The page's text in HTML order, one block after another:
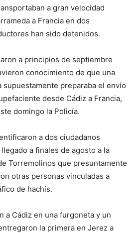
a gran velocidad
a Francia en dos
han sido detenidos.
a principios de septiembre
conocimiento de que una
supuestamente preparaba el envío
desde Cádiz a Francia,
domingo la Policía.
a dos ciudadanos
a finales de agosto a la
Torremolinos que presuntamente
otras personas vinculadas a
de hachís.
a Cádiz en una furgoneta y un
la primera en Jerez a